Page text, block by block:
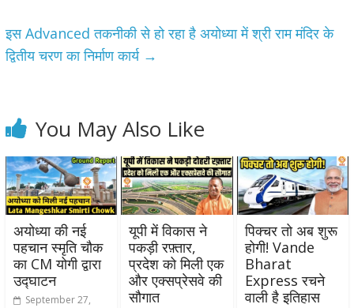
p
इस Advanced तकनीकी से हो रहा है अयोध्या में श्री राम मंदिर के
द्वितीय चरण का निर्माण कार्य →
You May Also Like
अयोध्या की नई
पहचान स्मृति चौक
का CM योगी द्वारा
उद्घाटन
September 27,
यूपी में विकास ने
पकड़ी रफ़्तार,
प्रदेश को मिली एक
और एक्सप्रेसवे की
सौगात
पिक्चर तो अब शुरू
होगी! Vande
Bharat
Express रचने
वाली है इतिहास